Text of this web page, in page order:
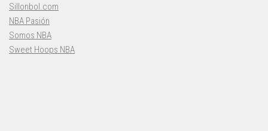
Sillonbol.com
NBA Pasión
Somos NBA
Sweet Hoops NBA